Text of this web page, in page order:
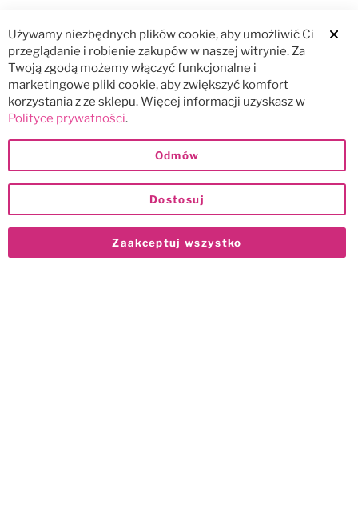
Używamy niezbędnych plików cookie, aby umożliwić Ci
przeglądanie i robienie zakupów w naszej witrynie. Za
Twoją zgodą możemy włączyć funkcjonalne i
marketingowe pliki cookie, aby zwiększyć komfort
korzystania z ze sklepu. Więcej informacji uzyskasz w
Polityce prywatności.
Zaakceptuj wszystko
Dostosuj
Odmów